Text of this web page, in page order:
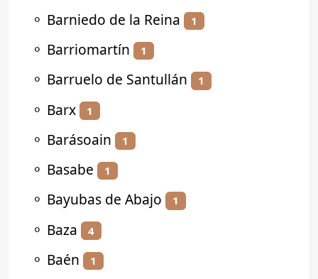
⚬ Barniedo de la Reina 1
⚬ Barriomartín 1
⚬ Barruelo de Santullán 1
⚬ Barx 1
⚬ Barásoain 1
⚬ Basabe 1
⚬ Bayubas de Abajo 1
⚬ Baza 4
⚬ Baén 1